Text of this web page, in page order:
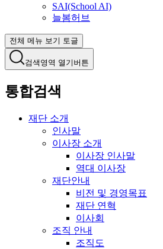
SAI(School AI)
늘봄허브
전체 메뉴 보기 토글
검색영역 열기버튼
통합검색
재단 소개
인사말
이사장 소개
이사장 인사말
역대 이사장
재단안내
비전 및 경영목표
재단 연혁
이사회
조직 안내
조직도